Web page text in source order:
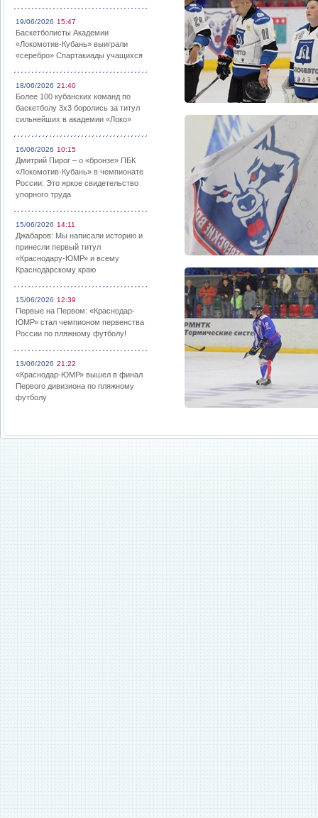
19/06/2026 15:47
Баскетболисты Академии
«Локомотив-Кубань» выиграли
«серебро» Спартакиады учащихся
18/06/2026 21:40
Более 100 кубанских команд по
баскетболу 3х3 боролись за титул
сильнейших в академии «Локо»
16/06/2026 10:15
Дмитрий Пирог – о «бронзе» ПБК
«Локомотив-Кубань» в чемпионате
России: Это яркое свидетельство
упорного труда
15/06/2026 14:11
Джабаров: Мы написали историю и
принесли первый титул
«Краснодару-ЮМР» и всему
Краснодарскому краю
15/06/2026 12:39
Первые на Первом: «Краснодар-
ЮМР» стал чемпионом первенства
России по пляжному футболу!
13/06/2026 21:22
«Краснодар-ЮМР» вышел в финал
Первого дивизиона по пляжному
футболу